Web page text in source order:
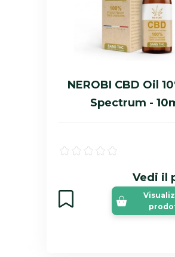
NEROBI CBD Oil
Spectrum -
Vedi il